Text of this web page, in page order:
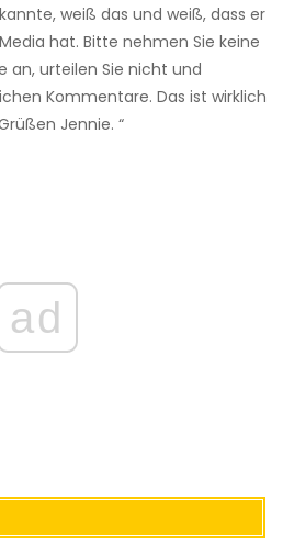
weiß das und weiß, dass er
hat. Bitte nehmen Sie keine
urteilen Sie nicht und
Kommentare. Das ist wirklich
Jennie. “
ad